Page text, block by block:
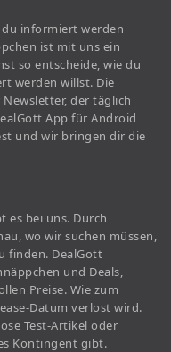
du informiert werden
ist mit uns ein
so entscheide, wie du
werden willst. Die
der täglich
App für Android
und wir bringen dir die
es bei uns. Durch
wo wir suchen müssen,
finden. DealGott
und Deals,
Preise. Wie zum
Datum verlost wird.
Test-Artikel oder
Kontingent gibt.